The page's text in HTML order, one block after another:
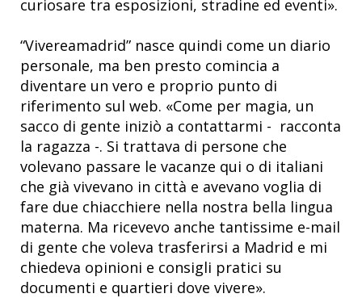
curiosare tra esposizioni, stradine ed eventi».
“Vivereamadrid” nasce quindi come un diario
personale, ma ben presto comincia a
diventare un vero e proprio punto di
riferimento sul web. «Come per magia, un
sacco di gente iniziò a contattarmi - racconta
la ragazza -. Si trattava di persone che
volevano passare le vacanze qui o di italiani
che già vivevano in città e avevano voglia di
fare due chiacchiere nella nostra bella lingua
materna. Ma ricevevo anche tantissime e-mail
di gente che voleva trasferirsi a Madrid e mi
chiedeva opinioni e consigli pratici su
documenti e quartieri dove vivere».